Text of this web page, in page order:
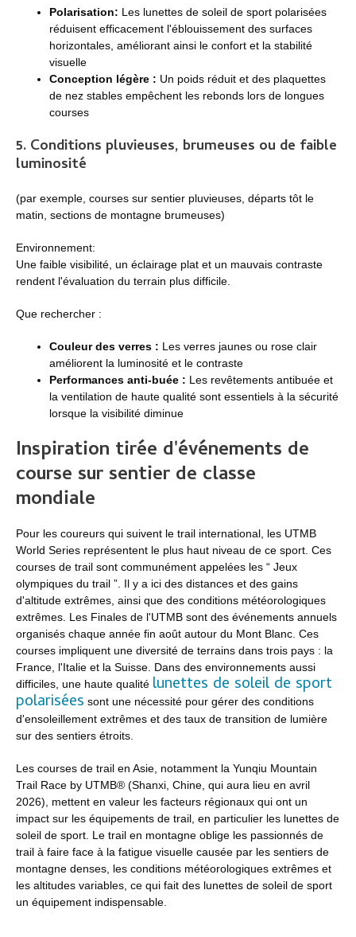
Polarisation: Les lunettes de soleil de sport polarisées
réduisent efficacement l'éblouissement des surfaces
horizontales, améliorant ainsi le confort et la stabilité
visuelle
Conception légère : Un poids réduit et des plaquettes
de nez stables empêchent les rebonds lors de longues
courses
5. Conditions pluvieuses, brumeuses ou de faible
luminosité
(par exemple, courses sur sentier pluvieuses, départs tôt le
matin, sections de montagne brumeuses)
Environnement:
Une faible visibilité, un éclairage plat et un mauvais contraste
rendent l'évaluation du terrain plus difficile.
Que rechercher :
Couleur des verres : Les verres jaunes ou rose clair
améliorent la luminosité et le contraste
Performances anti-buée : Les revêtements antibuée et
la ventilation de haute qualité sont essentiels à la sécurité
lorsque la visibilité diminue
Inspiration tirée d'événements de
course sur sentier de classe
mondiale
Pour les coureurs qui suivent le trail international, les UTMB
World Series représentent le plus haut niveau de ce sport. Ces
courses de trail sont communément appelées les “ Jeux
olympiques du trail ”. Il y a ici des distances et des gains
d'altitude extrêmes, ainsi que des conditions météorologiques
extrêmes. Les Finales de l'UTMB sont des événements annuels
organisés chaque année fin août autour du Mont Blanc. Ces
courses impliquent une diversité de terrains dans trois pays : la
France, l'Italie et la Suisse. Dans des environnements aussi
difficiles, une haute qualité lunettes de soleil de sport
polarisées sont une nécessité pour gérer des conditions
d'ensoleillement extrêmes et des taux de transition de lumière
sur des sentiers étroits.
Les courses de trail en Asie, notamment la Yunqiu Mountain
Trail Race by UTMB® (Shanxi, Chine, qui aura lieu en avril
2026), mettent en valeur les facteurs régionaux qui ont un
impact sur les équipements de trail, en particulier les lunettes de
soleil de sport. Le trail en montagne oblige les passionnés de
trail à faire face à la fatigue visuelle causée par les sentiers de
montagne denses, les conditions météorologiques extrêmes et
les altitudes variables, ce qui fait des lunettes de soleil de sport
un équipement indispensable.